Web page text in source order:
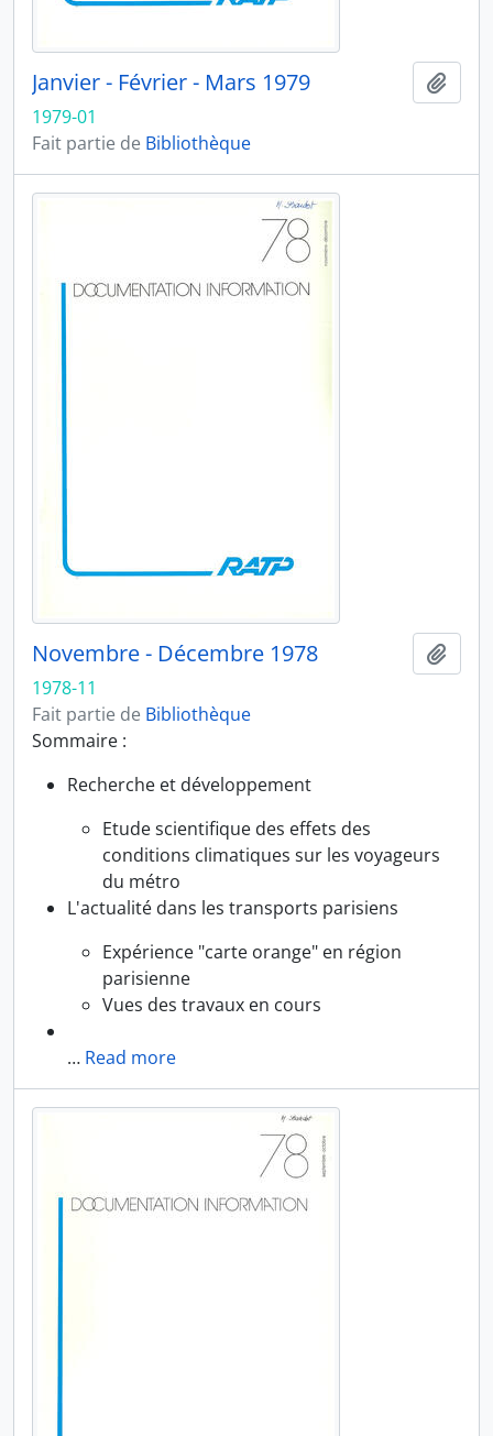
Janvier - Février - Mars 1979
1979-01
Fait partie de Bibliothèque
Novembre - Décembre 1978
1978-11
Fait partie de Bibliothèque
Sommaire :
Recherche et développement
Etude scientifique des effets des
conditions climatiques sur les voyageurs
du métro
L'actualité dans les transports parisiens
Expérience "carte orange" en région
parisienne
Vues des travaux en cours
… Read more